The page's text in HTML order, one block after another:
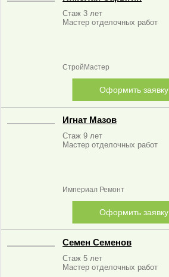
Стаж 3 лет
Мастер отделочных работ
СтройМастер
Оформить заявку
Игнат Мазов
Стаж 9 лет
Мастер отделочных работ
Империал Ремонт
Оформить заявку
Семен Семенов
Стаж 5 лет
Мастер отделочных работ